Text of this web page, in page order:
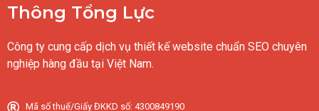
Thông Tổng Lực
Công ty cung cấp dịch vụ thiết kế website chuẩn SEO chuyên
nghiệp hàng đầu tại Việt Nam.
Mã số thuế/Giấy ĐKKD số: 4300849190